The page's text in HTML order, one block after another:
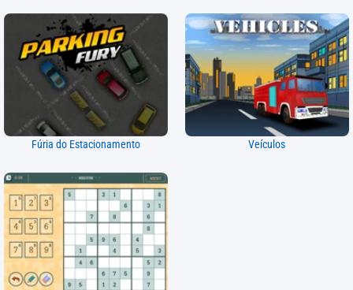
Fúria do Estacionamento Veículos